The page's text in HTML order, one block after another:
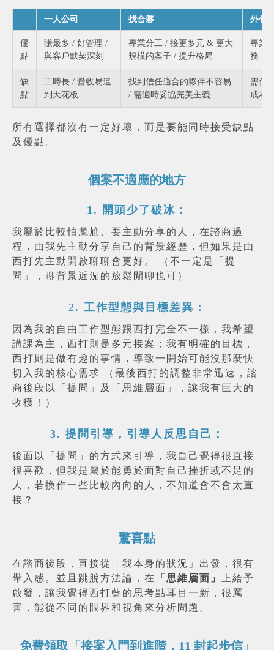
一人公司 找合夥 外包
優
點
賺最多 / 好管理 /
與客戶默契深刻
專業分工 / 接更多元 & 更大
規模的案子 / 提升格局
專業
務，
缺
點
工時長 / 營收易達
到天花板
找到信任適合的夥伴不容易
/ 需適時妥協完美主義
需付
成本
所有選擇都沒有一定好壞，而是要能同時接受缺點
及優點。
個案不適應的地方
1. 開頭少了破冰：
我屬於比較怕尷尬、要主動分享的人，在諮商過
程，由我先主動分享自己的背景經歷，但如果是由
西打先主動開啟聊聊會更好。 （不一定是「提
問」，聊背景近況的放鬆閒聊也可）
2. 工作型態與目標差異：
因為我的自由工作型態跟西打完全不一樣，我希望
講課為主，西打則是多元接案；我有明確的目標，
西打則是做有趣的事情，導致一開始可能沒那麼快
切入我的核心需求 （最後西打的調整非常迅速，諮
商後段以「提問」及「思維層面」，讓我有巨大的
收穫！）
3. 提問引導，引導人反思自己：
後面以「提問」的方式來引導，我自己覺得很直接
很喜歡，但我是屬於能勇於面對自己挫折或不足的
人，若換作一些比較內向的人，不知道會不會太直
接？
驚喜點
在諮商後段，直接從「我本身的狀況」出發，很有
帶入感。並且跳脫方法論，在
「思維層面」
上給予
啟發，讓我覺得西打藍的思考點耳目一新，很厲
害，能從不同的眼界和視角來分析問題。
免費領取「接案入門到進階，11 封起步信」